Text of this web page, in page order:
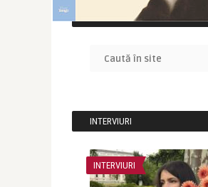
CAUTĂ ÎN SITE
INTERVIURI
INTERVIURI